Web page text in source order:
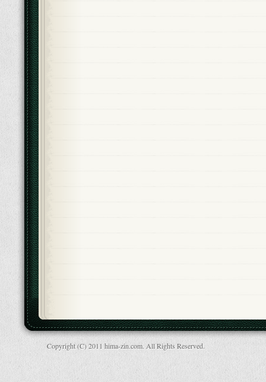
Copyright (C) 2011 hima-zin.com. All Rights Reserved.